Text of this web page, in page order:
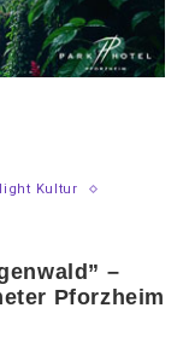
Kultur
–
Pforzheim